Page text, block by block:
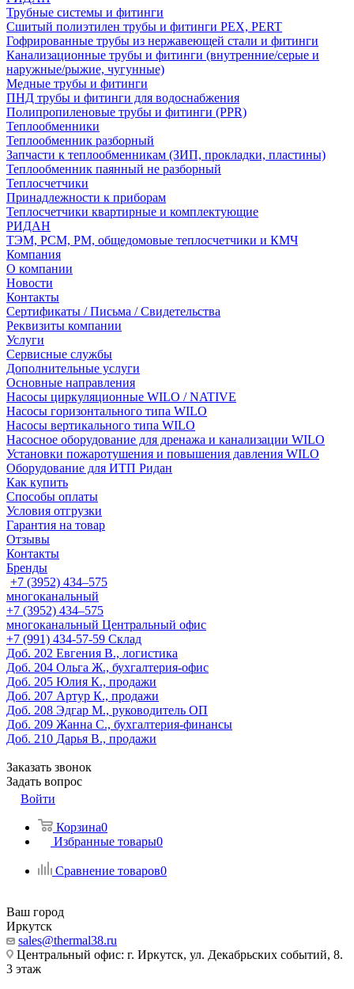
Трубные системы и фитинги
Сшитый полиэтилен трубы и фитинги PEX, PERT
Гофрированные трубы из нержавеющей стали и фитинги
Канализационные трубы и фитинги (внутренние/серые и
наружные/рыжие, чугунные)
Медные трубы и фитинги
ПНД трубы и фитинги для водоснабжения
Полипропиленовые трубы и фитинги (PPR)
Теплообменники
Теплообменник разборный
Запчасти к теплообменникам (ЗИП, прокладки, пластины)
Теплообменник паянный не разборный
Теплосчетчики
Принадлежности к приборам
Теплосчетчики квартирные и комплектующие
РИДАН
ТЭМ, РСМ, РМ, общедомовые теплосчетчики и КМЧ
Компания
О компании
Новости
Контакты
Сертификаты / Письма / Свидетельства
Реквизиты компании
Услуги
Сервисные службы
Дополнительные услуги
Основные направления
Насосы циркуляционные WILO / NATIVE
Насосы горизонтального типа WILO
Насосы вертикального типа WILO
Насосное оборудование для дренажа и канализации WILO
Установки пожаротушения и повышения давления WILO
Оборудование для ИТП Ридан
Как купить
Способы оплаты
Условия отгрузки
Гарантия на товар
Отзывы
Контакты
Бренды
+7 (3952) 434‒575
многоканальный
+7 (3952) 434‒575
многоканальный Центральный офис
‎+7 (991) 434-57-59 Склад
Доб. 202 Евгения В., логистика
Доб. 204 Ольга Ж., бухгалтерия-офис
Доб. 205 Юлия К., продажи
Доб. 207 Артур К., продажи
Доб. 208 Эдгар М., руководитель ОП
Доб. 209 Жанна С., бухгалтерия-финансы
Доб. 210 Дарья В., продажи
Заказать звонок
Задать вопрос
Войти
Корзина0
Избранные товары0
Сравнение товаров0
Ваш город
Иркутск
sales@thermal38.ru
Центральный офис: г. Иркутск, ул. Декабрьских событий, 8.
3 этаж